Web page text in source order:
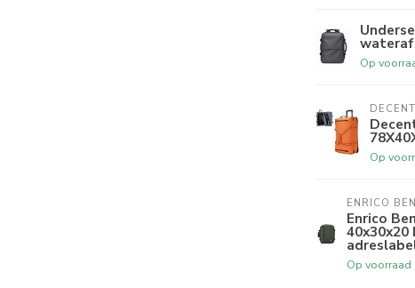
Op
DECENT
Op
ENRICO
Enrico
40x30x20
Op voorraad